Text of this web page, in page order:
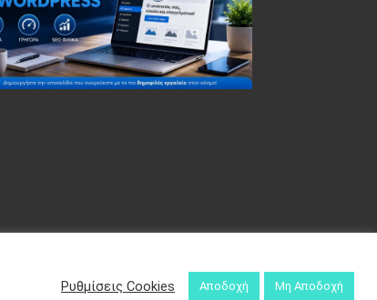
Ρυθμίσεις Cookies Αποδοχή Μη Αποδοχή